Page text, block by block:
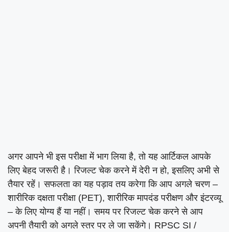
अगर आपने भी इस परीक्षा में भाग लिया है, तो यह आर्टिकल आपके
लिए बेहद जरूरी है। रिजल्ट चेक करने में देरी न हो, इसलिए अभी से
तैयार रहें। सफलता का यह पड़ाव तय करेगा कि आप अगले चरण –
शारीरिक दक्षता परीक्षा (PET), शारीरिक मापदंड परीक्षण और इंटरव्यू
– के लिए योग्य हैं या नहीं। समय पर रिजल्ट चेक करने से आप
अपनी तैयारी को अगले स्तर पर ले जा सकेंगे। RPSC SI /